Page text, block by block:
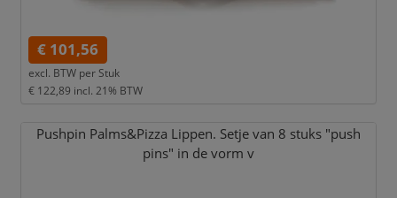
€ 101,56
excl. BTW per Stuk
€ 122,89 incl. 21% BTW
Pushpin Palms&Pizza Lippen. Setje van 8 stuks "push
pins" in de vorm v